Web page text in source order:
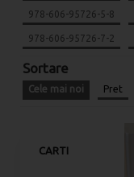
978-606-95726-5-8
978-606-95726-7-2
Sortare
Cele mai noi Pret
CARTI